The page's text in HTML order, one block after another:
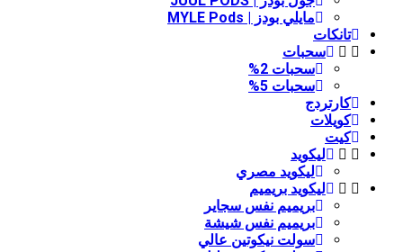
مايلي بودز | MYLE Pods
تانكات
سحبات
سحبات 2%
سحبات 5%
كارتردج
كويلات
كيت
ليكويد
ليكويد مصري
ليكويد بريميم
بريميم نفس سجاير
بريميم نفس شيشة
سولت نيكوتين عالي